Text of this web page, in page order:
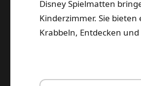
Disney Spielmatten
Kinderzimmer. Sie
Krabbeln, Entdecken